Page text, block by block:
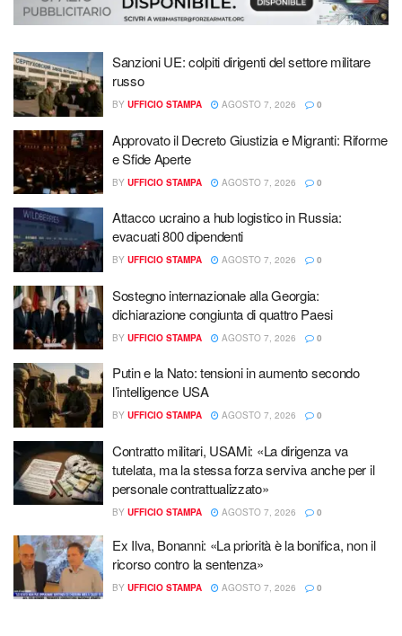
Sanzioni UE: colpiti dirigenti del settore militare
russo
BY UFFICIO STAMPA AGOSTO 7, 2026 0
Approvato il Decreto Giustizia e Migranti: Riforme
e Sfide Aperte
BY UFFICIO STAMPA AGOSTO 7, 2026 0
Attacco ucraino a hub logistico in Russia:
evacuati 800 dipendenti
BY UFFICIO STAMPA AGOSTO 7, 2026 0
Sostegno internazionale alla Georgia:
dichiarazione congiunta di quattro Paesi
BY UFFICIO STAMPA AGOSTO 7, 2026 0
Putin e la Nato: tensioni in aumento secondo
l’intelligence USA
BY UFFICIO STAMPA AGOSTO 7, 2026 0
Contratto militari, USAMi: «La dirigenza va
tutelata, ma la stessa forza serviva anche per il
personale contrattualizzato»
BY UFFICIO STAMPA AGOSTO 7, 2026 0
Ex Ilva, Bonanni: «La priorità è la bonifica, non il
ricorso contro la sentenza»
BY UFFICIO STAMPA AGOSTO 7, 2026 0